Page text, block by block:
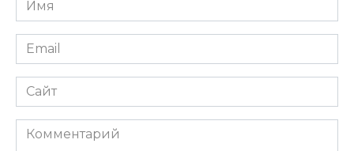
Email
Сайт
Комментарий